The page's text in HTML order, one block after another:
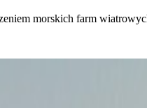
morskich farm